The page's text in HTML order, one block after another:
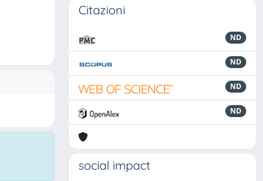
Citazioni
ND
ND
ND
ND
social impact